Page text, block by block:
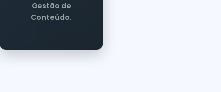
Gestão de
Conteúdo.